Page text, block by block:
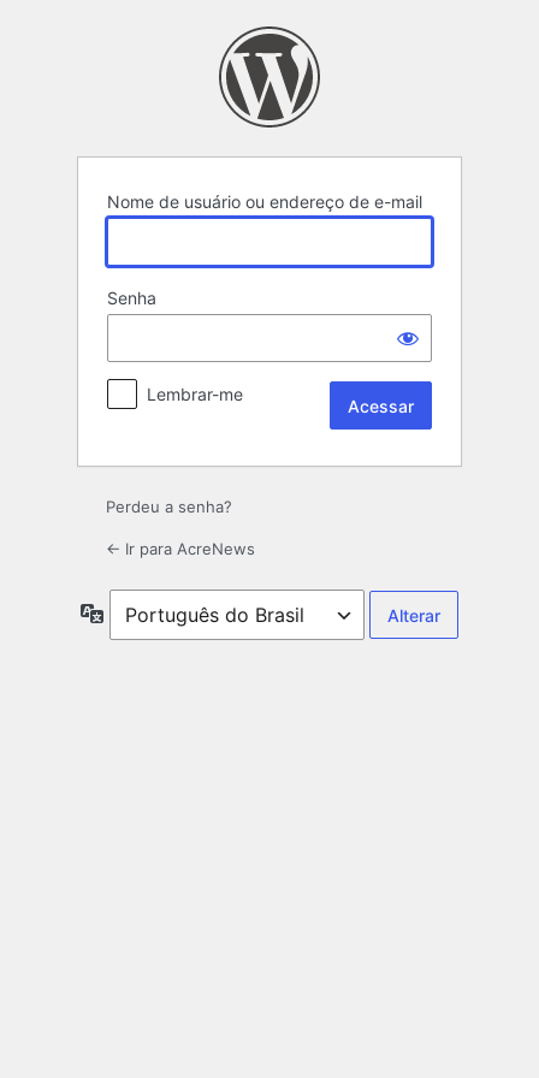
Nome de usuário ou endereço de e-mail
Senha
Lembrar-me
Perdeu a senha?
← Ir para AcreNews
Idioma